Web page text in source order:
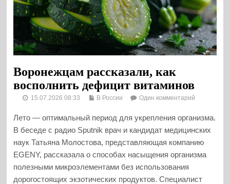
Воронежцам рассказали, как
восполнить дефицит витаминов
15.07.2026 08:33 В России Один комментарий
Лето — оптимальный период для укрепления организма.
В беседе с радио Sputnik врач и кандидат медицинских
наук Татьяна Молостова, представляющая компанию
EGENY, рассказала о способах насыщения организма
полезными микроэлементами без использования
дорогостоящих экзотических продуктов. Специалист